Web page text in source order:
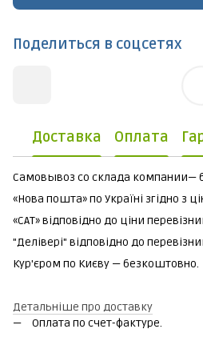
Поделиться в соцсетях
Доставка Оплата
Самовывоз со склада компании—
«Нова пошта» по Україні згідно з
«САТ» відповідно до ціни
"Делівері" відповідно до
Кур'єром по Києву — безкоштовно.
Детальніше про доставку
Оплата по счет-фактуре.